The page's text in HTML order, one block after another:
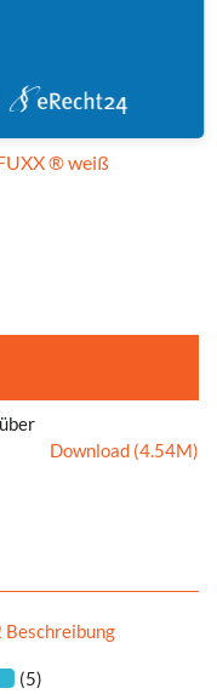
® weiß
Download (4.54M)
Beschreibung
(5)